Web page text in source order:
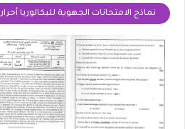
نماذج الامتحانات الجهوية للبكالوريا أحرار